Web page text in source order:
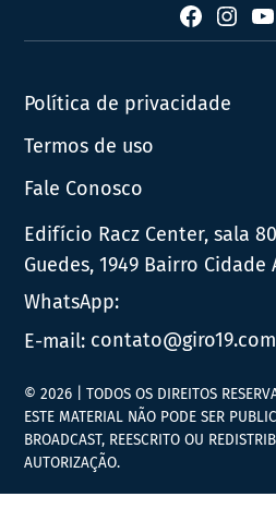
Facebook
Política de privacidade
Termos de uso
Fale Conosco
Edifício Racz Center, sala
Guedes, 1949 Bairro Cidade
WhatsApp:
E-mail:
© 2026 | TODOS OS DIREITOS
ESTE MATERIAL NÃO PODE SER
BROADCAST, REESCRITO OU
AUTORIZAÇÃO.